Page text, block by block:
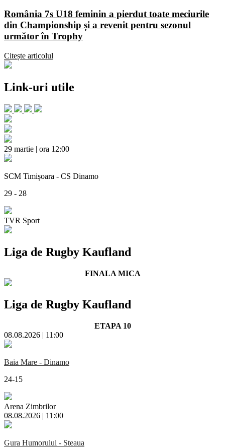
România 7s U18 feminin a pierdut toate meciurile
din Championship și a revenit pentru sezonul
următor în Trophy
Citește articolul
Link-uri utile
29 martie | ora 12:00
SCM Timișoara - CS Dinamo
29 - 28
TVR Sport
Liga de Rugby Kaufland
FINALA MICA
Liga de Rugby Kaufland
ETAPA 10
08.08.2026 | 11:00
Baia Mare - Dinamo
24-15
Arena Zimbrilor
08.08.2026 | 11:00
Gura Humorului - Steaua